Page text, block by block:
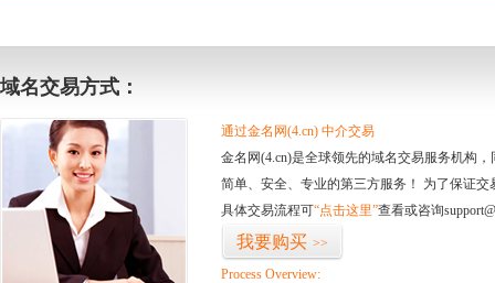
域名交易方式：
通过金名网(4.cn) 中介交易
金名网(4.cn)是全球领先的域名交易服务机构
简单、安全、专业的第三方服务！ 为了保证
具体交易流程可“点击这里”查看或咨询
我要购买 >>
Process Overview: